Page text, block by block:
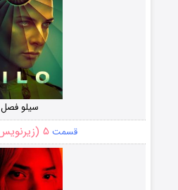
سیلو فصل ۳
قسمت ۵ (زیرنویس)